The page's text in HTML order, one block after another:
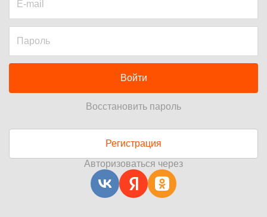
Войти
Восстановить пароль
Регистрация
Авторизоваться через